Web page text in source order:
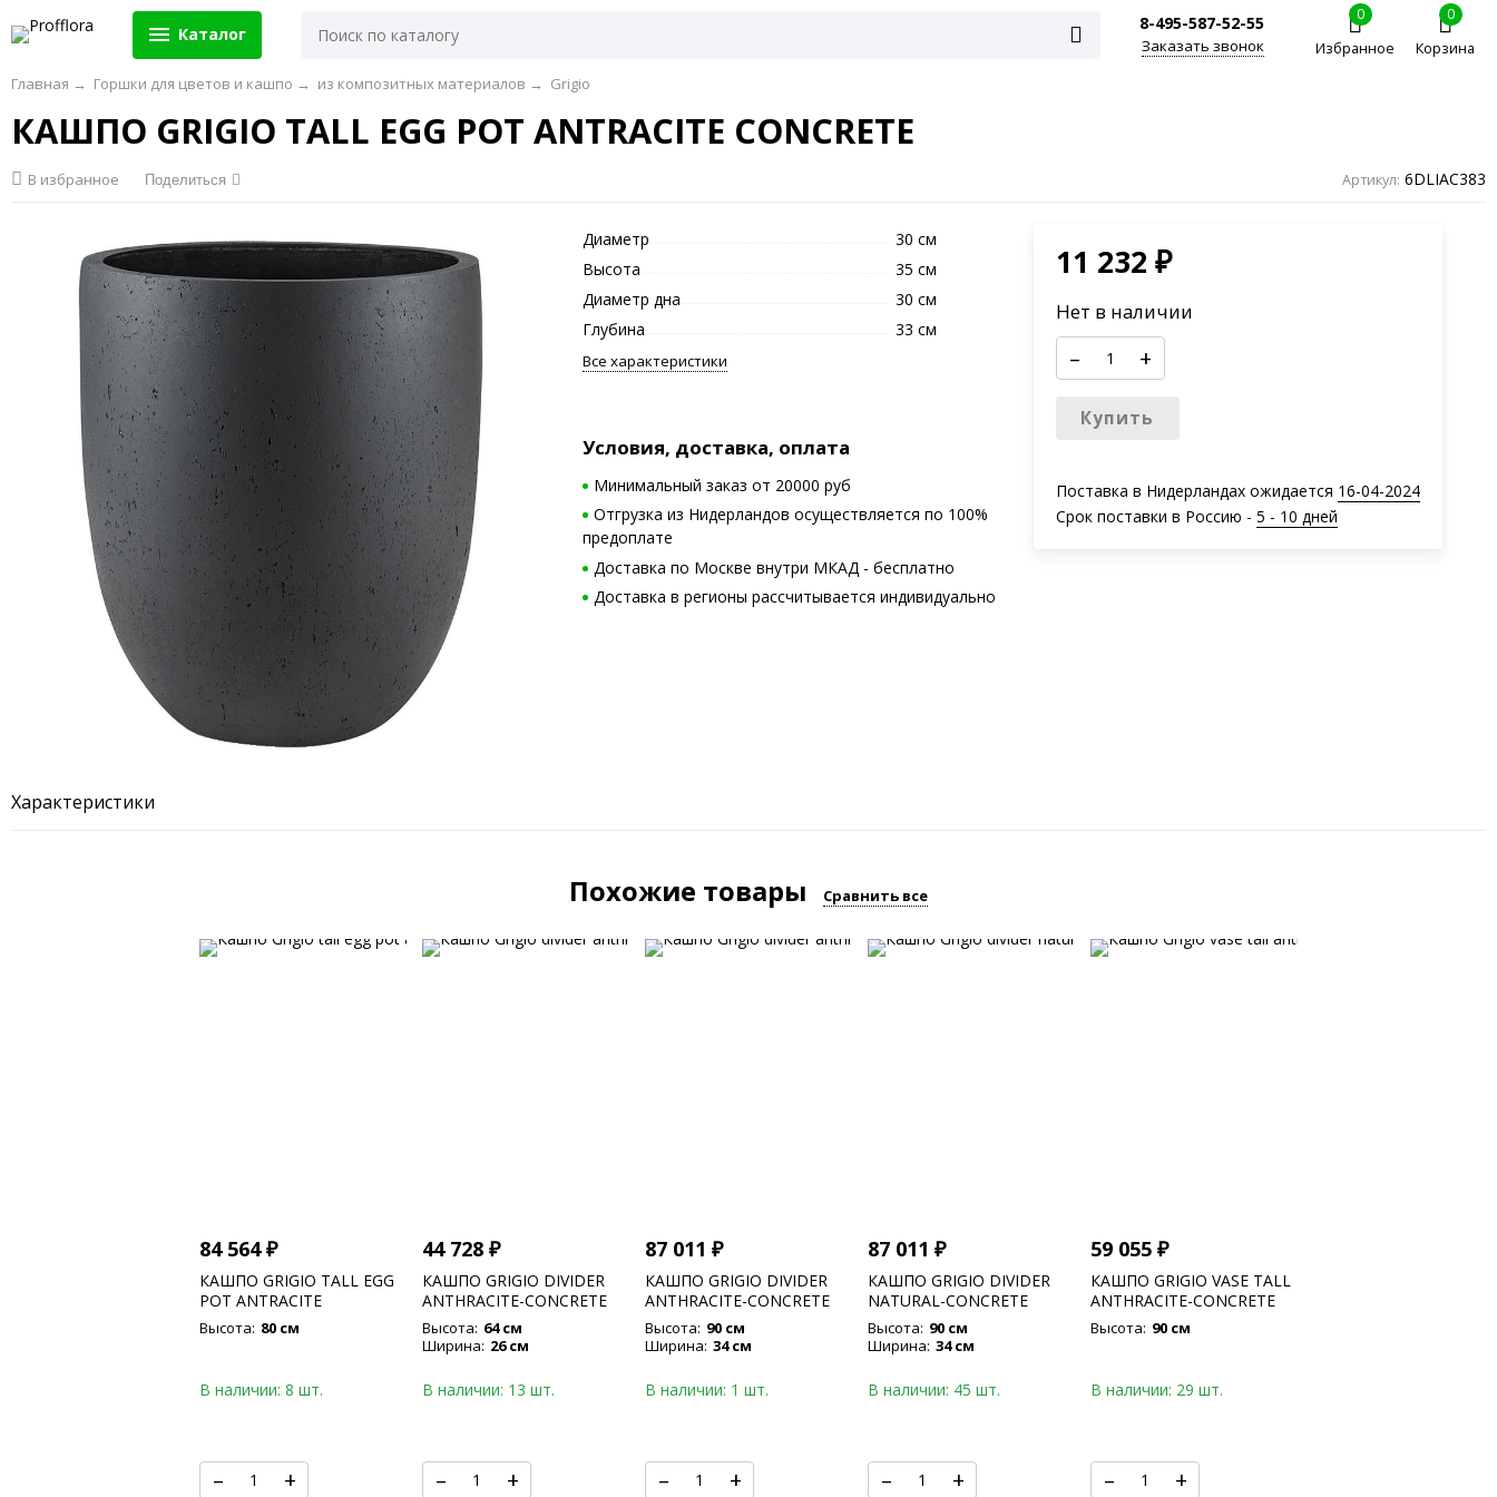
Каталог
8-495-587-52-55
Заказать звонок
0
Избранное
0
Корзина
Главная → Горшки для цветов и кашпо → из композитных материалов → Grigio
КАШПО GRIGIO TALL EGG POT ANTRACITE CONCRETE
В избранное Поделиться Артикул: 6DLIAC383
Диаметр
30 см
Высота
35 см
Диаметр дна
30 см
Глубина
33 см
Все характеристики
Условия, доставка, оплата
Минимальный заказ от 20000 руб
Отгрузка из Нидерландов осуществляется по 100%
предоплате
Доставка по Москве внутри МКАД - бесплатно
Доставка в регионы рассчитывается индивидуально
11 232 ₽
Нет в наличии
– +
Купить
Поставка в Нидерландах ожидается 16-04-2024
Срок поставки в Россию - 5 - 10 дней
Характеристики
Похожие товары Сравнить все
84 564₽
КАШПО GRIGIO TALL EGG
POT ANTRACITE
CONCRETE
Высота: 80 см
В наличии: 8 шт.
– +
44 728 ₽
КАШПО GRIGIO DIVIDER
ANTHRACITE-CONCRETE
Высота: 64 см
Ширина: 26 см
В наличии: 13 шт.
– +
87 011 ₽
КАШПО GRIGIO DIVIDER
ANTHRACITE-CONCRETE
Высота: 90 см
Ширина: 34 см
В наличии: 1 шт.
– +
87 011 ₽
КАШПО GRIGIO DIVIDER
NATURAL-CONCRETE
Высота: 90 см
Ширина: 34 см
В наличии: 45 шт.
– +
59 055 ₽
КАШПО GRIGIO VASE TALL
ANTHRACITE-CONCRETE
Высота: 90 см
В наличии: 29 шт.
– +